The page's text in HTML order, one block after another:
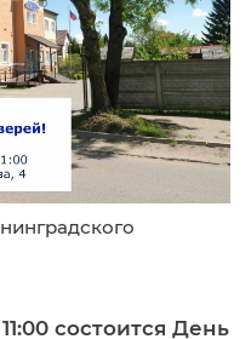
в 11:00
для